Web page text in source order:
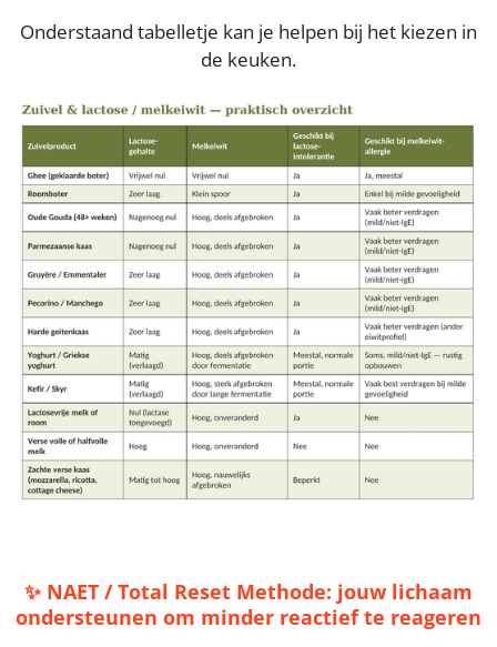
Onderstaand tabelletje kan je helpen bij het kiezen in
de keuken.
✨ NAET / Total Reset Methode: jouw lichaam
ondersteunen om minder reactief te reageren